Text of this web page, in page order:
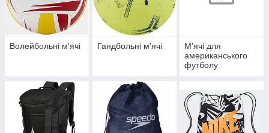
Волейбольні м'ячі Гандбольні м'ячі
М'ячі для
американського
футболу